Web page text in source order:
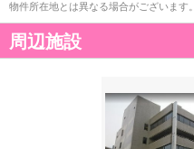
物件所在地とは異なる場合がございます。
周辺施設